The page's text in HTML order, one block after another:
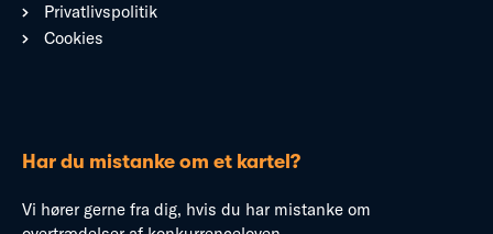
Privatlivspolitik
Cookies
Har du mistanke om et kartel?
Vi hører gerne fra dig, hvis du har mistanke om